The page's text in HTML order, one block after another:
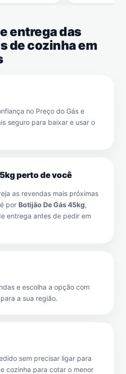
entrega das
de cozinha em
no Preço do Gás e
seguro para baixar e usar o
perto de você
as revendas mais próximas
por Botijão De Gás 45kg,
entrega antes de pedir em
e escolha a opção com
a sua região.
sem precisar ligar para
cozinha para cotar o menor